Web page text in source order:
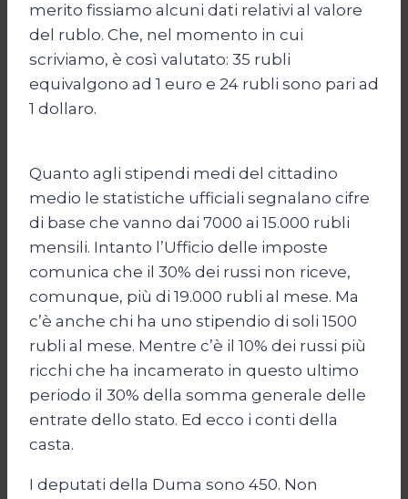
merito fissiamo alcuni dati relativi al valore
del rublo. Che, nel momento in cui
scriviamo, è così valutato: 35 rubli
equivalgono ad 1 euro e 24 rubli sono pari ad
1 dollaro.
Quanto agli stipendi medi del cittadino
medio le statistiche ufficiali segnalano cifre
di base che vanno dai 7000 ai 15.000 rubli
mensili. Intanto l’Ufficio delle imposte
comunica che il 30% dei russi non riceve,
comunque, più di 19.000 rubli al mese. Ma
c’è anche chi ha uno stipendio di soli 1500
rubli al mese. Mentre c’è il 10% dei russi più
ricchi che ha incamerato in questo ultimo
periodo il 30% della somma generale delle
entrate dello stato. Ed ecco i conti della
casta.
I deputati della Duma sono 450. Non